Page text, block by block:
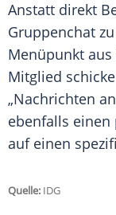
Anstatt direkt
Gruppenchat
Menüpunkt aus
Mitglied
„Nachrichten
ebenfalls einen
auf einen
Quelle: IDG